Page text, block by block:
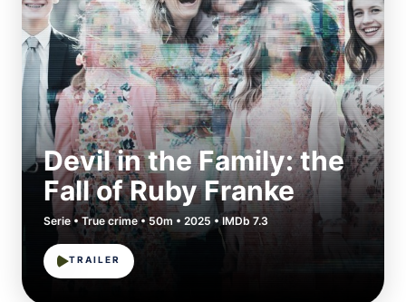
Devil in the Family: the
Fall of Ruby Franke
Serie • True crime • 50m • 2025 • IMDb 7.3
TRAILER